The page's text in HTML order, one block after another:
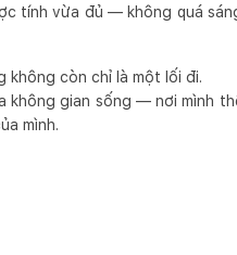
tính vừa đủ — không quá
không còn chỉ là một lối đi.
không gian sống — nơi mình
mình.